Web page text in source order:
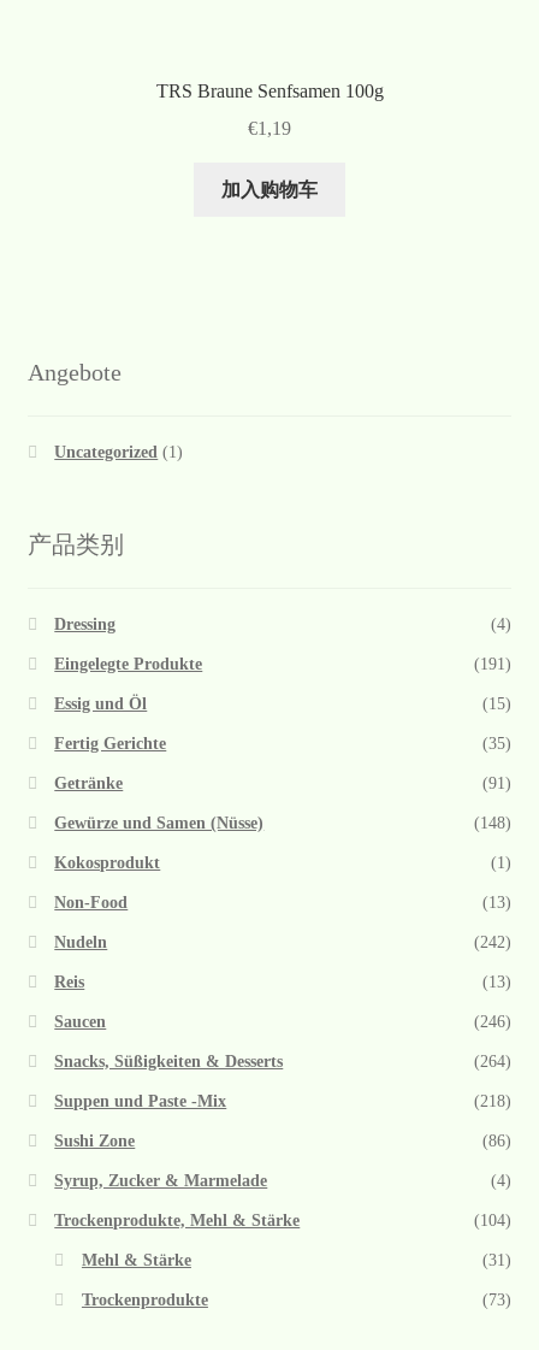
TRS Braune Senfsamen 100g
€1,19
加入购物车
Angebote
Uncategorized (1)
产品类别
Dressing (4)
Eingelegte Produkte (191)
Essig und Öl (15)
Fertig Gerichte (35)
Getränke (91)
Gewürze und Samen (Nüsse) (148)
Kokosprodukt (1)
Non-Food (13)
Nudeln (242)
Reis (13)
Saucen (246)
Snacks, Süßigkeiten & Desserts (264)
Suppen und Paste -Mix (218)
Sushi Zone (86)
Syrup, Zucker & Marmelade (4)
Trockenprodukte, Mehl & Stärke (104)
Mehl & Stärke (31)
Trockenprodukte (73)